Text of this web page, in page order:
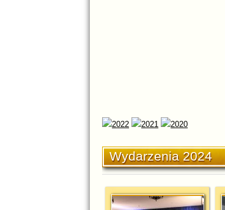
Wydarzenia 2024